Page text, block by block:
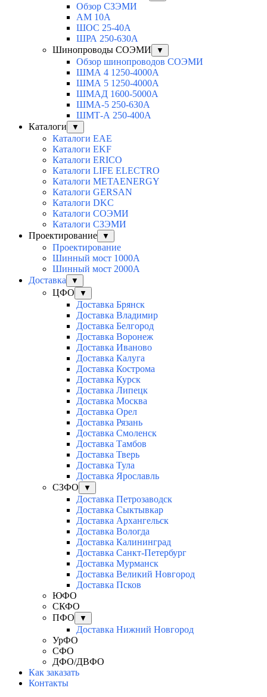
Обзор СЗЭМИ
АМ 10А
ШОС 25-40А
ШРА 250-630А
Шинопроводы СОЭМИ
▼
Обзор шинопроводов СОЭМИ
ШМА 4 1250-4000А
ШМА 5 1250-4000А
ШМАД 1600-5000А
ШМА-5 250-630А
ШМТ-А 250-400А
Каталоги
▼
Каталоги EAE
Каталоги EKF
Каталоги ERICO
Каталоги LIFE ELECTRO
Каталоги METAENERGY
Каталоги GERSAN
Каталоги DKC
Каталоги СОЭМИ
Каталоги СЗЭМИ
Проектирование
▼
Проектирование
Шинный мост 1000А
Шинный мост 2000А
Доставка
▼
ЦФО ▼
Доставка Брянск
Доставка Владимир
Доставка Белгород
Доставка Воронеж
Доставка Иваново
Доставка Калуга
Доставка Кострома
Доставка Курск
Доставка Липецк
Доставка Москва
Доставка Орел
Доставка Рязань
Доставка Смоленск
Доставка Тамбов
Доставка Тверь
Доставка Тула
Доставка Ярославль
СЗФО
▼
Доставка Петрозаводск
Доставка Сыктывкар
Доставка Архангельск
Доставка Вологда
Доставка Калининград
Доставка Санкт-Петербург
Доставка Мурманск
Доставка Великий Новгород
Доставка Псков
ЮФО
СКФО
ПФО
▼
Доставка Нижний Новгород
УрФО
СФО
ДФО/ДВФО
Как заказать
Контакты